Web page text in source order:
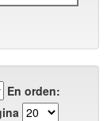
En orden: